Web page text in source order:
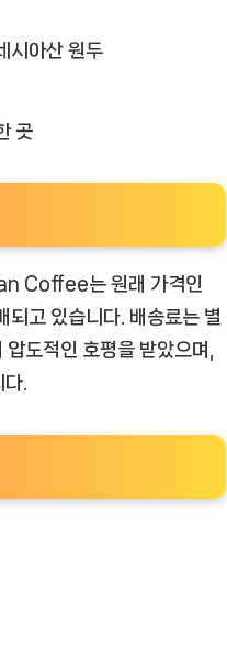
시아산 원두
곳
Coffee는 원래 가격인
고 있습니다. 배송료는 별
도적인 호평을 받았으며,
.